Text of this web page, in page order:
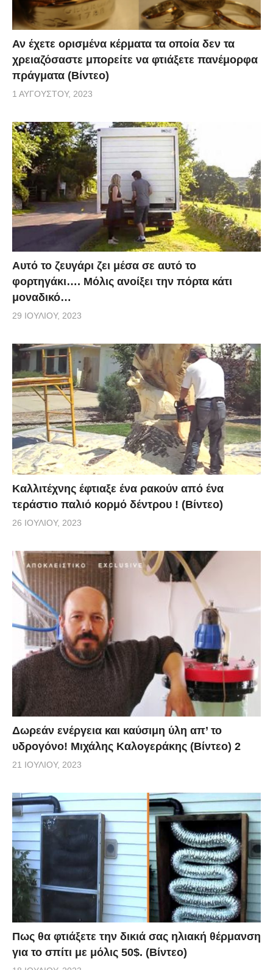
Αν έχετε ορισμένα κέρματα τα οποία δεν τα
χρειαζόσαστε μπορείτε να φτιάξετε πανέμορφα
πράγματα (Βίντεο)
1 ΑΥΓΟΎΣΤΟΥ, 2023
Αυτό το ζευγάρι ζει μέσα σε αυτό το
φορτηγάκι…. Μόλις ανοίξει την πόρτα κάτι
μοναδικό…
29 ΙΟΥΛΊΟΥ, 2023
Καλλιτέχνης έφτιαξε ένα ρακούν από ένα
τεράστιο παλιό κορμό δέντρου ! (Βίντεο)
26 ΙΟΥΛΊΟΥ, 2023
Δωρεάν ενέργεια και καύσιμη ύλη απ’ το
υδρογόνο! Μιχάλης Καλογεράκης (Βίντεο) 2
21 ΙΟΥΛΊΟΥ, 2023
Πως θα φτιάξετε την δικιά σας ηλιακή θέρμανση
για το σπίτι με μόλις 50$. (Βίντεο)